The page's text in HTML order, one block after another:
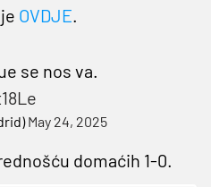
OVDJE.
se nos va.
May 24, 2025
domaćih 1-0.